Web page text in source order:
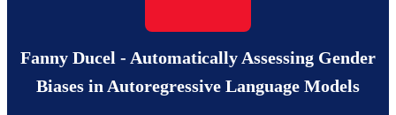
Fanny Ducel - Automatically Assessing Gender
Biases in Autoregressive Language Models